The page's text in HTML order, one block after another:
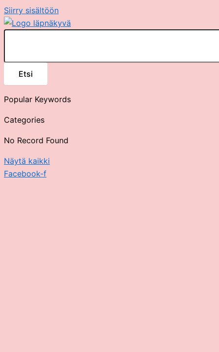
Siirry sisältöön
Etsi
Popular Keywords
Categories
No Record Found
Näytä kaikki
Facebook-f